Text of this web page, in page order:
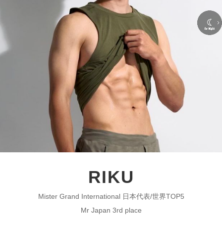
RIKU
Mister Grand International 日本代表/世界TOP5
Mr Japan 3rd place